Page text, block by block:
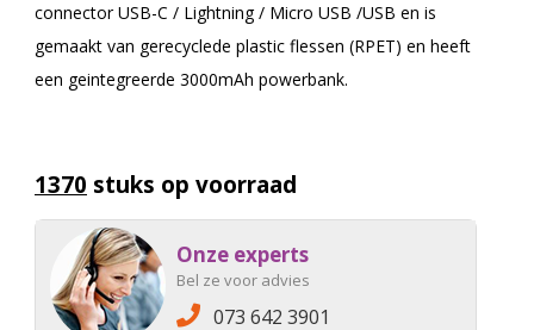
connector USB-C / Lightning / Micro USB /USB en is
gemaakt van gerecyclede plastic flessen (RPET) en heeft
een geintegreerde 3000mAh powerbank.
1370 stuks op voorraad
Onze experts
Bel ze voor advies
073 642 3901